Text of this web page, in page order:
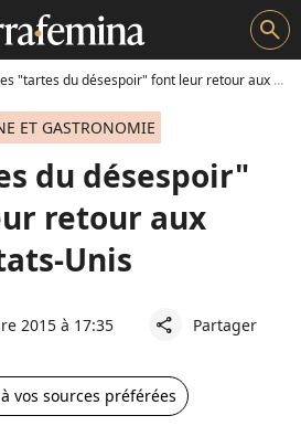
search
"tartes du désespoir" font leur retour aux États-Unis
ET GASTRONOMIE
du désespoir"
retour aux
Unis
2015 à 17:35 share Partager
vos sources préférées